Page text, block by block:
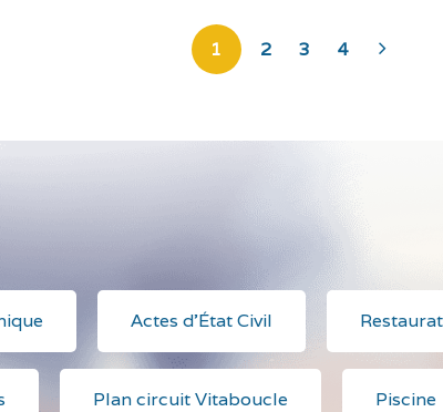
1 2 3 4 >
Actes d'État Civil
Plan circuit Vitaboucle Piscine